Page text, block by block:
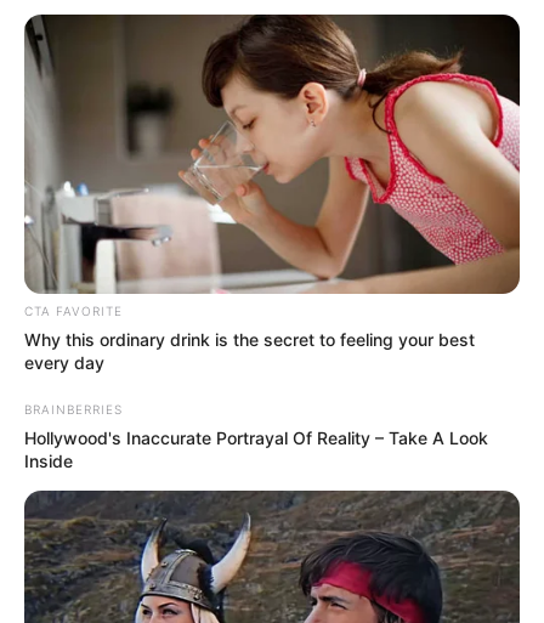
CTA FAVORITE
Why this ordinary drink is the secret to feeling your best
every day
BRAINBERRIES
Hollywood's Inaccurate Portrayal Of Reality – Take A Look
Inside